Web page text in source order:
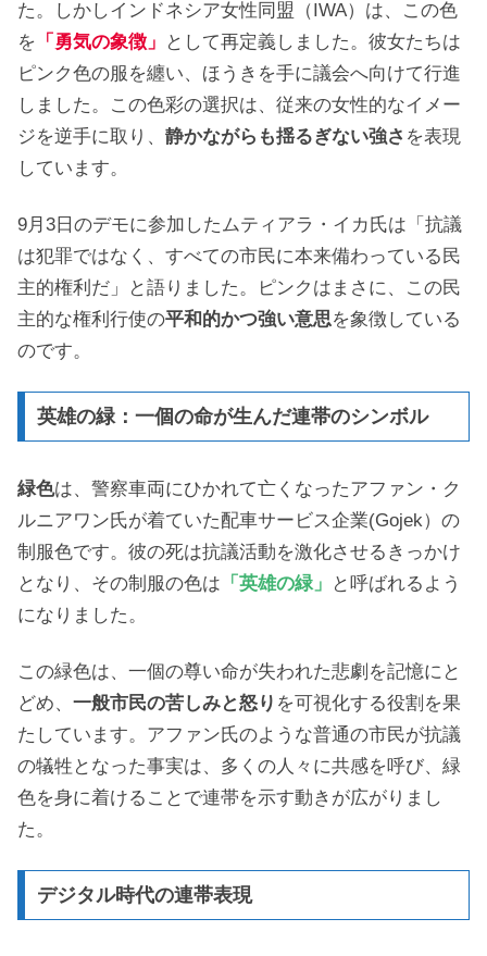
た。しかしインドネシア女性同盟（IWA）は、この色
を 「勇気の象徴」
として再定義しました。彼女たちは
ピンク色の服を纏い、ほうきを手に議会へ向けて行進
しました。この色彩の選択は、従来の女性的なイメー
ジを逆手に取り、 静かながらも揺るぎない強さ を表現
しています。
9月3日のデモに参加したムティアラ・イカ氏は「抗議
は犯罪ではなく、すべての市民に本来備わっている民
主的権利だ」と語りました。ピンクはまさに、この民
主的な権利行使の平和的かつ強い意思を象徴している
のです。
英雄の緑：一個の命が生んだ連帯のシンボル
緑色は、警察車両にひかれて亡くなったアファン・ク
ルニアワン氏が着ていた配車サービス企業(Gojek）の
制服色です。彼の死は抗議活動を激化させるきっかけ
となり、その制服の色は 「英雄の緑」
と呼ばれるよう
になりました。
この緑色は、一個の尊い命が失われた悲劇を記憶にと
どめ、 一般市民の苦しみと怒り を可視化する役割を果
たしています。アファン氏のような普通の市民が抗議
の犠牲となった事実は、多くの人々に共感を呼び、緑
色を身に着けることで連帯を示す動きが広がりまし
た。
デジタル時代の連帯表現